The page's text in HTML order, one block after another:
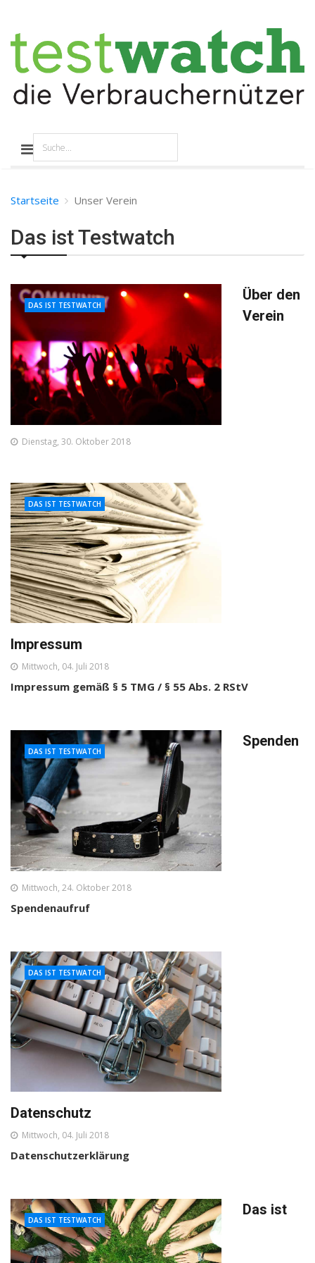
Startseite Unser Verein
Das ist Testwatch
Über den
Verein
DAS IST TESTWATCH
Dienstag, 30. Oktober 2018
Impressum
DAS IST TESTWATCH
Mittwoch, 04. Juli 2018
Impressum gemäß § 5 TMG / § 55 Abs. 2 RStV
Spenden
DAS IST TESTWATCH
Mittwoch, 24. Oktober 2018
Spendenaufruf
Datenschutz
DAS IST TESTWATCH
Mittwoch, 04. Juli 2018
Datenschutzerklärung
Das ist
DAS IST TESTWATCH